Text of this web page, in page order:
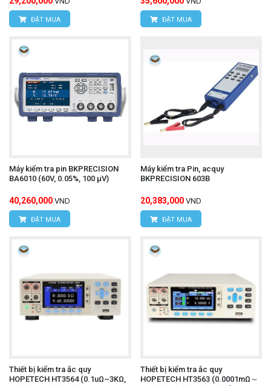
ĐẶT MUA ĐẶT MUA
Máy kiểm tra pin BKPRECISION
BA6010 (60V, 0.05%, 100 µV)
40,260,000 VND
ĐẶT MUA
Máy kiểm tra Pin, acquy
BKPRECISION 603B
20,383,000 VND
ĐẶT MUA
Thiết bị kiểm tra ắc quy
HOPETECH HT3564 (0.1uΩ~3KΩ,
Thiết bị kiểm tra ắc quy
HOPETECH HT3563 (0.0001mΩ～